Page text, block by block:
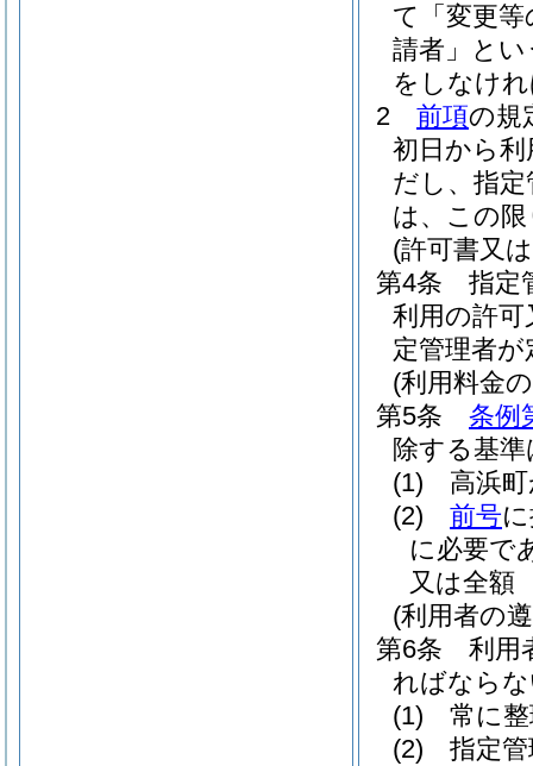
て「変更
請者」とい
をしなけ
2
前項の規
初日から
だし、指
は、この
(許可書又
第4条
指定
利用の許
定管理者
(利用料金
第5条
条例
除する基
(1)
高浜
(2)
前号
に必要で
又は全額
(利用者の
第6条
利用
ればなら
(1)
常に
(2)
指定